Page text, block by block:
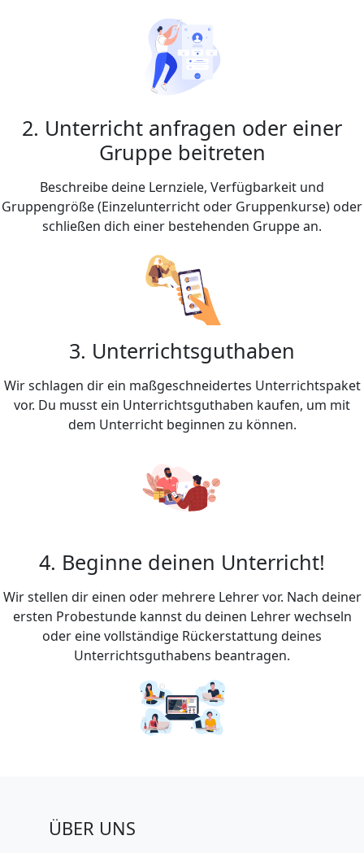
2. Unterricht anfragen oder einer
Gruppe beitreten
Beschreibe deine Lernziele, Verfügbarkeit und
Gruppengröße (Einzelunterricht oder Gruppenkurse) oder
schließen dich einer bestehenden Gruppe an.
3. Unterrichtsguthaben
Wir schlagen dir ein maßgeschneidertes Unterrichtspaket
vor. Du musst ein Unterrichtsguthaben kaufen, um mit
dem Unterricht beginnen zu können.
4. Beginne deinen Unterricht!
Wir stellen dir einen oder mehrere Lehrer vor. Nach deiner
ersten Probestunde kannst du deinen Lehrer wechseln
oder eine vollständige Rückerstattung deines
Unterrichtsguthabens beantragen.
ÜBER UNS